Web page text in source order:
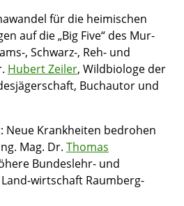
für die heimischen
auf die „Big Five“ des Mur-
, Schwarz-, Reh- und
Hubert Zeiler, Wildbiologe der
Buchautor und
Neue Krankheiten bedrohen
Mag. Dr. Thomas
Bundeslehr- und
wirtschaft Raumberg-